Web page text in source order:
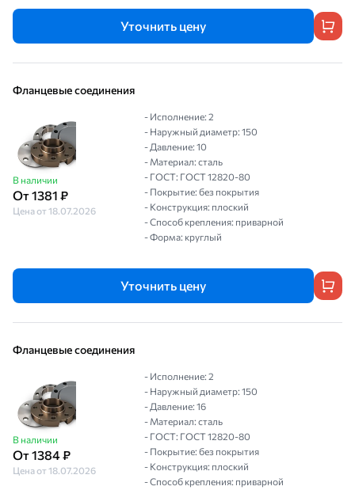
Уточнить цену
Фланцевые соединения
В наличии
От 1381 ₽
Цена от 18.07.2026
- Исполнение: 2
- Наружный диаметр: 150
- Давление: 10
- Материал: сталь
- ГОСТ: ГОСТ 12820-80
- Покрытие: без покрытия
- Конструкция: плоский
- Способ крепления: приварной
- Форма: круглый
Уточнить цену
Фланцевые соединения
В наличии
От 1384 ₽
Цена от 18.07.2026
- Исполнение: 2
- Наружный диаметр: 150
- Давление: 16
- Материал: сталь
- ГОСТ: ГОСТ 12820-80
- Покрытие: без покрытия
- Конструкция: плоский
- Способ крепления: приварной